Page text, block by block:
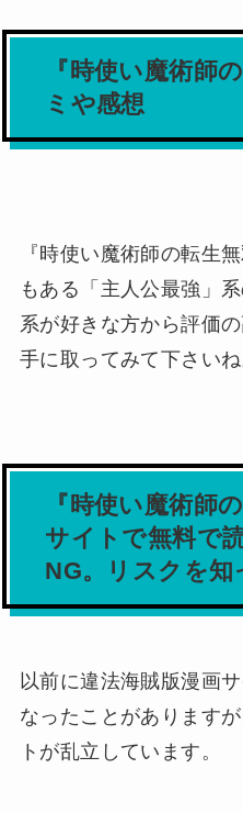
『時使い魔術師
ミや感想
『時使い魔術師の転生
もある「主人公最強」
系が好きな方から評価
手に取ってみて下さいね
『時使い魔術師
サイトで無料で
NG。リスクを知
以前に違法海賊版漫画
なったことがあります
トが乱立しています。